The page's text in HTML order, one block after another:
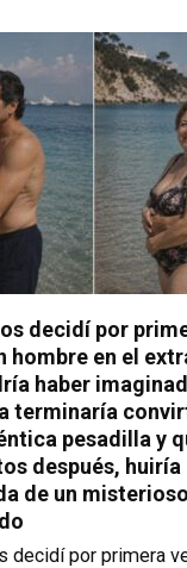
decidí por
hombre en el
haber
terminaría
pesadilla y
después, huiría
de un misterioso
decidí por primera